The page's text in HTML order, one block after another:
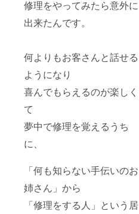
修理をやってみたら意外に
出来たんです。
何よりもお客さんと話せる
ようになり
喜んでもらえるのが楽しく
て
夢中で修理を覚えるうち
に、
「何も知らない手伝いのお
姉さん」から
「修理をする人」という居